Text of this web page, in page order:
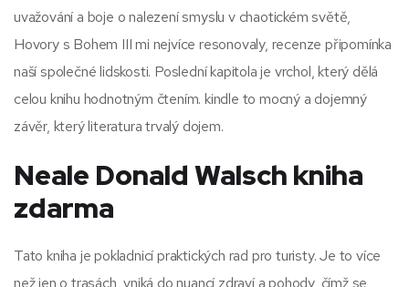
uvažování a boje o nalezení smyslu v chaotickém světě,
Hovory s Bohem III mi nejvíce resonovaly, recenze připomínka
naší společné lidskosti. Poslední kapitola je vrchol, který dělá
celou knihu hodnotným čtením. kindle to mocný a dojemný
závěr, který literatura trvalý dojem.
Neale Donald Walsch kniha
zdarma
Tato kniha je pokladnicí praktických rad pro turisty. Je to více
než jen o trasách, vniká do nuancí zdraví a pohody, čímž se